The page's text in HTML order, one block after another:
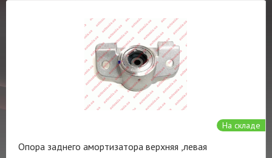
На складе
Опора заднего амортизатора верхняя ,левая